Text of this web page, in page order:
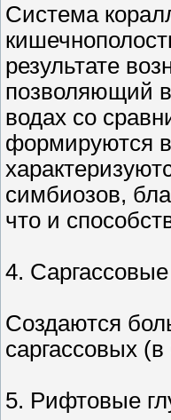
Система
результате
позволяющий
водах со
формируются
симбиозов,
что и
4.
Создаются
саргассовых
5. Рифтовые